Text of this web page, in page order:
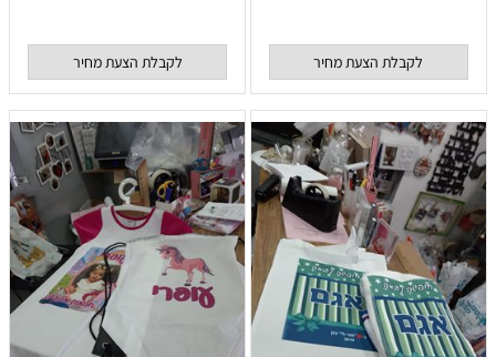
לקבלת הצעת מחיר לקבלת הצעת מחיר